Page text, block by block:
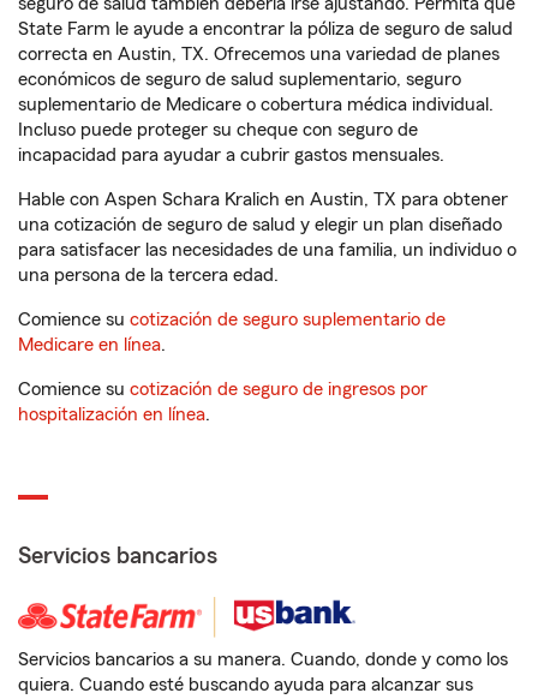
seguro de salud también debería irse ajustando. Permita que
State Farm le ayude a encontrar la póliza de seguro de salud
correcta en Austin, TX. Ofrecemos una variedad de planes
económicos de seguro de salud suplementario, seguro
suplementario de Medicare o cobertura médica individual.
Incluso puede proteger su cheque con seguro de
incapacidad para ayudar a cubrir gastos mensuales.
Hable con Aspen Schara Kralich en Austin, TX para obtener
una cotización de seguro de salud y elegir un plan diseñado
para satisfacer las necesidades de una familia, un individuo o
una persona de la tercera edad.
Comience su cotización de seguro suplementario de
Medicare en línea.
Comience su cotización de seguro de ingresos por
hospitalización en línea.
Servicios bancarios
Servicios bancarios a su manera. Cuando, donde y como los
quiera. Cuando esté buscando ayuda para alcanzar sus